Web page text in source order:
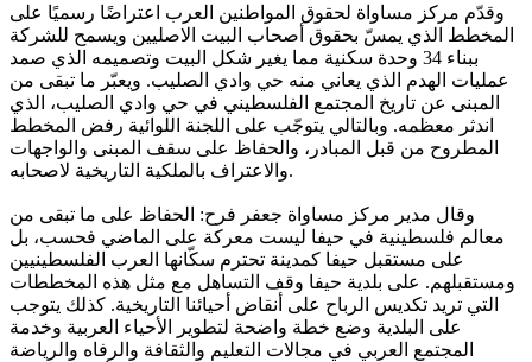
وقدّم مركز مساواة لحقوق المواطنين العرب اعتراضًا رسميًا على
المخطط الذي يمسّ بحقوق أصحاب البيت الاصليين ويسمح للشركة
ببناء 34 وحدة سكنية مما يغير شكل البيت وتصميمه الذي صمد
عمليات الهدم الذي يعاني منه حي وادي الصليب. ويعبّر ما تبقى من
المبنى عن تاريخ المجتمع الفلسطيني في حي وادي الصليب، الذي
اندثر معظمه. وبالتالي يتوجّب على اللجنة اللوائية رفض المخطط
المطروح من قبل المبادر، والحفاظ على سقف المبنى والواجهات
والاعتراف بالملكية التاريخية لاصحابه.
وقال مدير مركز مساواة جعفر فرح: الحفاظ على ما تبقى من
معالم فلسطينية في حيفا ليست معركة على الماضي فحسب، بل
على مستقبل حيفا كمدينة تحترم سكّانها العرب الفلسطينيين
ومستقبلهم. على بلدية حيفا وقف التساهل مع مثل هذه المخططات
التي تريد تكديس الرباح على أنقاض أحيائنا التاريخية. كذلك يتوجب
على البلدية وضع خطة واضحة لتطوير الأحياء العربية وخدمة
المجتمع العربي في مجالات التعليم والثقافة والرفاه والرياضة